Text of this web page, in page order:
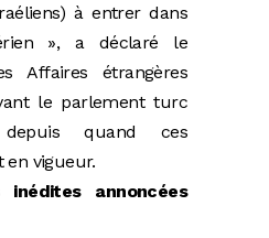
à entrer dans
», a déclaré le
Affaires étrangères
le parlement turc
quand ces
en vigueur.
inédites annoncées